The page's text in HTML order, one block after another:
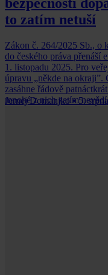
to zatím netuší
Zákon č. 264/2025 Sb., o
do českého práva přenáší
1. listopadu 2025. Pro
úpravu „někde na
zasáhne řádově
mnohé z nich zatím
Jernej Domanjko • 5.